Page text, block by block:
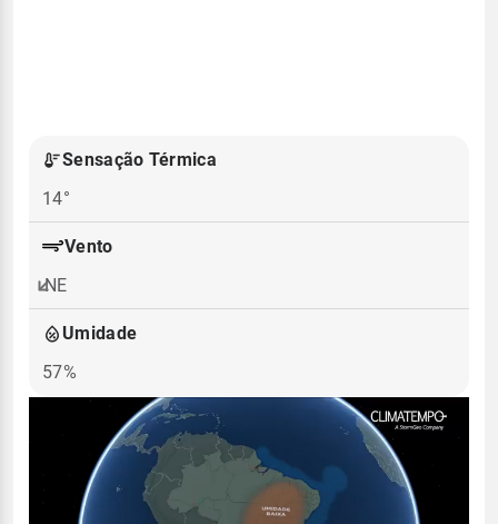
Sensação Térmica
14°
Vento
NE
Umidade
57%